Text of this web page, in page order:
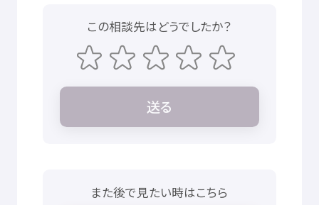
この相談先はどうでしたか？
送る
また後で 見たい時はこちら